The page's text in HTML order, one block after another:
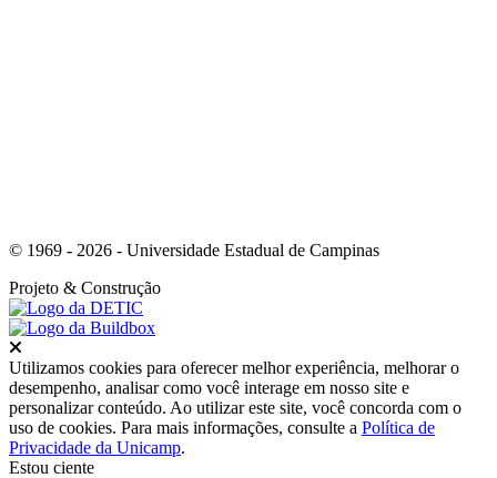
© 1969 - 2026 - Universidade Estadual de Campinas
Projeto & Construção
Utilizamos cookies para oferecer melhor experiência, melhorar o
desempenho, analisar como você interage em nosso site e
personalizar conteúdo. Ao utilizar este site, você concorda com o
uso de cookies. Para mais informações, consulte a Política de
Privacidade da Unicamp.
Estou ciente